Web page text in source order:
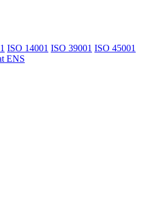
ISO 14001 ISO 39001 ISO 45001
ENS